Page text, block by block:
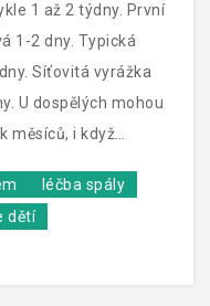
1 až 2 týdny. První
1-2 dny. Typická
Síťovitá vyrážka
U dospělých mohou
měsíců, i když
léčba spály
dětí